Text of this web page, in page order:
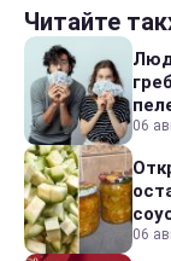
Читайте
06
06